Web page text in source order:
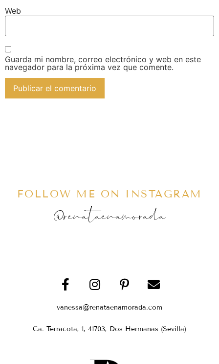
Web
Guarda mi nombre, correo electrónico y web en este
navegador para la próxima vez que comente.
FOLLOW ME ON INSTAGRAM
@renataenamorada
vanessa@renataenamorada.com
Ca. Terracota, 1, 41703, Dos Hermanas (Sevilla)